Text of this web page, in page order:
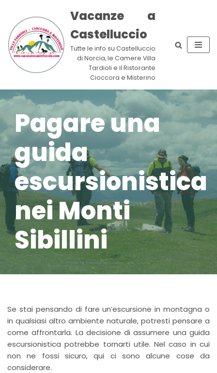
Vai
al
contenuto
Vacanze a
Castelluccio
Tutte le info su Castelluccio
di Norcia, le Camere Villa
Tardioli e il Ristorante
Cioccora e Misterino
Pagare una
guida
escursionistica
nei Monti
Sibillini
Se stai pensando di fare un’escursione in montagna o
in qualsiasi altro ambiente naturale, potresti pensare a
come affrontarla. La decisione di assumere una guida
escursionistica potrebbe tornarti utile. Nel caso in cui
non ne fossi sicuro, qui ci sono alcune cose da
considerare.